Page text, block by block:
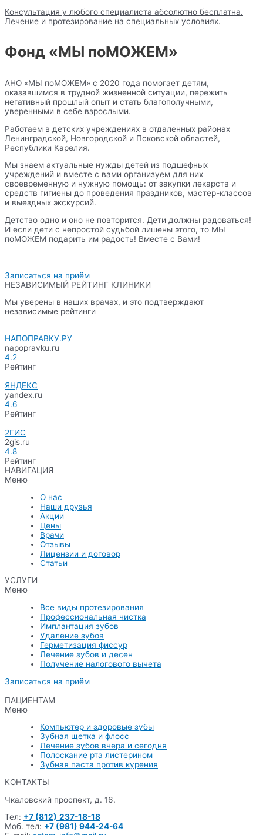
Консультация у любого специалиста абсолютно бесплатна.
Лечение и протезирование на специальных условиях.
Фонд «МЫ поМОЖЕМ»
АНО «МЫ поМОЖЕМ» с 2020 года помогает детям,
оказавшимся в трудной жизненной ситуации, пережить
негативный прошлый опыт и стать благополучными,
уверенными в себе взрослыми.
Работаем в детских учреждениях в отдаленных районах
Ленинградской, Новгородской и Псковской областей,
Республики Карелия.
Мы знаем актуальные нужды детей из подшефных
учреждений и вместе с вами организуем для них
своевременную и нужную помощь: от закупки лекарств и
средств гигиены до проведения праздников, мастер-классов
и выездных экскурсий.
Детство одно и оно не повторится. Дети должны радоваться!
И если дети с непростой судьбой лишены этого, то МЫ
поМОЖЕМ подарить им радость! Вместе с Вами!
Записаться на приём
НЕЗАВИСИМЫЙ РЕЙТИНГ КЛИНИКИ
Мы уверены в наших врачах, и это подтверждают
независимые рейтинги
НАПОПРАВКУ.РУ
napopravku.ru
4.2
Рейтинг
ЯНДЕКС
yandex.ru
4.6
Рейтинг
2ГИС
2gis.ru
4.8
Рейтинг
НАВИГАЦИЯ
Меню
О нас
Наши друзья
Акции
Цены
Врачи
Отзывы
Лицензии и договор
Статьи
УСЛУГИ
Меню
Все виды протезирования
Профессиональная чистка
Имплантация зубов
Удаление зубов
Герметизация фиссур
Лечение зубов и десен
Получение налогового вычета
Записаться на приём
ПАЦИЕНТАМ
Меню
Компьютер и здоровые зубы
Зубная щетка и флосс
Лечение зубов вчера и сегодня
Полоскание рта листерином
Зубная паста против курения
КОНТАКТЫ
Чкаловский проспект, д. 16.
Тел: +7 (812) 237-18-18
Моб. тел: +7 (981) 944-24-64